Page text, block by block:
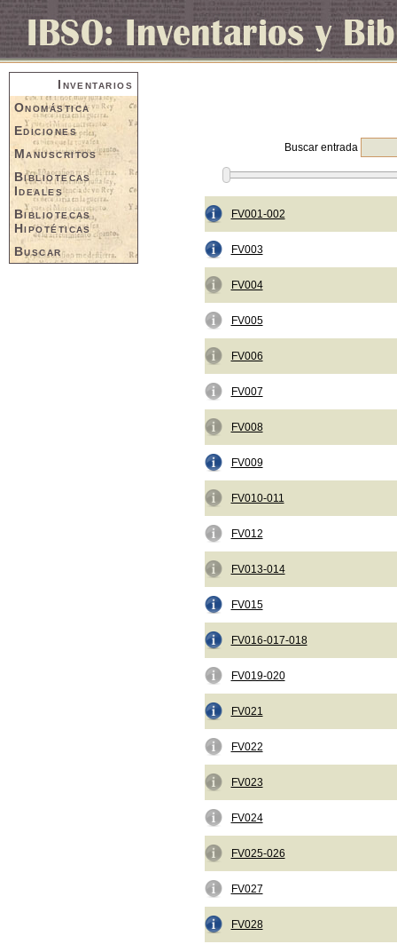
Inventarios
Onomástica
Ediciones
Manuscritos
Bibliotecas
Ideales
Bibliotecas
Hipotéticas
Buscar
Buscar entrada
FV001-002
FV003
FV004
FV005
FV006
FV007
FV008
FV009
FV010-011
FV012
FV013-014
FV015
FV016-017-018
FV019-020
FV021
FV022
FV023
FV024
FV025-026
FV027
FV028